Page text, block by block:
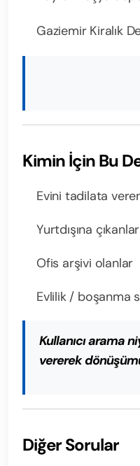
Gaziemir Kiralık
Kimin İçin Bu
Evini tadilata
Yurtdışına çıkanlar
Ofis arşivi olanlar
Evlilik / boşanma
Kullanıcı arama
vererek
Diğer Sorular